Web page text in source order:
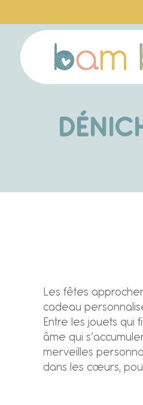
Les fêtes
cadeau
Entre les jouets qui
âme qui
merveilles
dans les cœurs,